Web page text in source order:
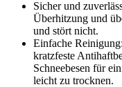
Sicher und
Überhitzung und
und stört nicht.
Einfache
kratzfeste
Schneebesen für
leicht zu trocknen.